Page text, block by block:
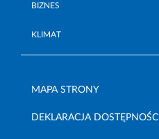
BIZNES
KLIMAT
MAPA STRONY
DEKLARACJA DOSTĘPNOŚCI